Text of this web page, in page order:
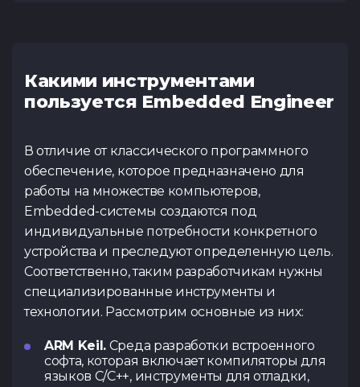
Какими инструментами
пользуется Embedded Engineer
В отличие от классического программного
обеспечение, которое предназначено для
работы на множестве компьютеров,
Embedded-системы создаются под
индивидуальные потребности конкретного
устройства и преследуют определенную цель.
Соответственно, таким разработчикам нужны
специализированные инструменты и
технологии. Рассмотрим основные из них:
ARM Keil. Среда разработки встроенного
софта, которая включает компиляторы для
языков C/C++, инструменты для отладки,